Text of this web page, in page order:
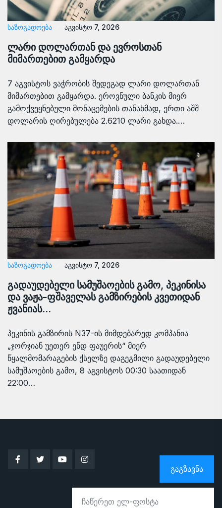
ᲡᲐᲖᲝᲒᲐᲓᲝᲔᲑᲐ აგვისტო 7, 2026
ლარი დოლართან და ევროსთან
მიმართებით გამყარდა
7 აგვისტოს ვაჭრობის შედეგად ლარი დოლართან
მიმართებით გამყარდა. ეროვნული ბანკის მიერ
გამოქვეყნებული მონაცემების თანახმად, ერთი აშშ
დოლარის ღირებულება 2.6210 ლარი გახდა.…
ᲡᲐᲖᲝᲒᲐᲓᲝᲔᲑᲐ აგვისტო 7, 2026
გადაუდებელი სამუშაოების გამო, პეკინისა
და ვაჟა-ფშაველას გამზირების კვეთიდან
ჟვანიას…
პეკინის გამზირის N37-ის მიმდებარედ კომპანია
„ჯორჯიან უეთერ ენდ ფაუერის“ მიერ
წყალმომარაგების ქსელზე დაგეგმილი გადაუდებელი
სამუშაოების გამო, 8 აგვისტოს 00:30 საათიდან
22:00…
ᲒᲐᲒᲖᲐᲕᲜᲐ